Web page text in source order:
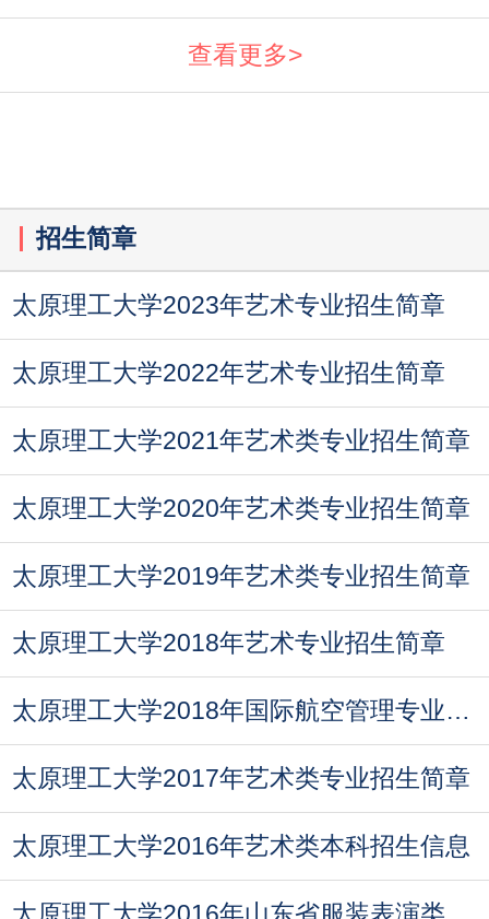
查看更多>
招生简章
太原理工大学2023年艺术专业招生简章
太原理工大学2022年艺术专业招生简章
太原理工大学2021年艺术类专业招生简章
太原理工大学2020年艺术类专业招生简章
太原理工大学2019年艺术类专业招生简章
太原理工大学2018年艺术专业招生简章
太原理工大学2018年国际航空管理专业高端职业教育招生简章
太原理工大学2017年艺术类专业招生简章
太原理工大学2016年艺术类本科招生信息